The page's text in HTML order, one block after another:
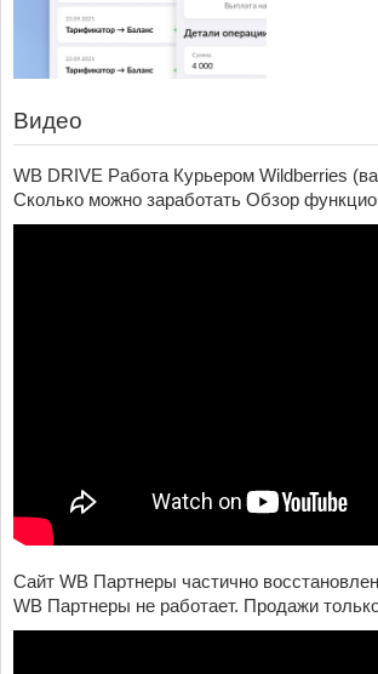
Видео
WB DRIVE Работа Курьером Wildberries
Сколько можно заработать Обзор
Сайт WB Партнеры частично
WB Партнеры не работает. Продажи